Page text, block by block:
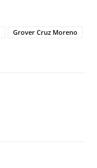
Grover Cruz Moreno